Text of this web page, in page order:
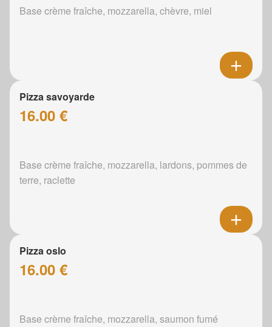
Base crème fraîche, mozzarella, chèvre, miel
Pizza savoyarde
16.00 €
Base crème fraîche, mozzarella, lardons, pommes de
terre, raclette
Pizza oslo
16.00 €
Base crème fraîche, mozzarella, saumon fumé